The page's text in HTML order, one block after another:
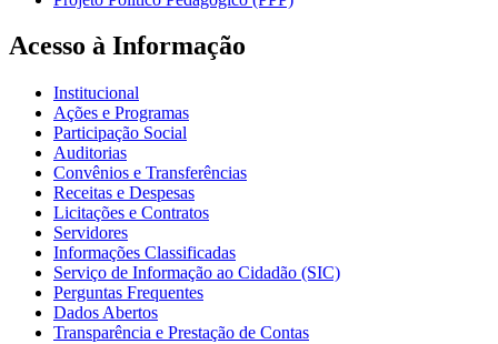
Acesso à Informação
Institucional
Ações e Programas
Participação Social
Auditorias
Convênios e Transferências
Receitas e Despesas
Licitações e Contratos
Servidores
Informações Classificadas
Serviço de Informação ao Cidadão (SIC)
Perguntas Frequentes
Dados Abertos
Transparência e Prestação de Contas